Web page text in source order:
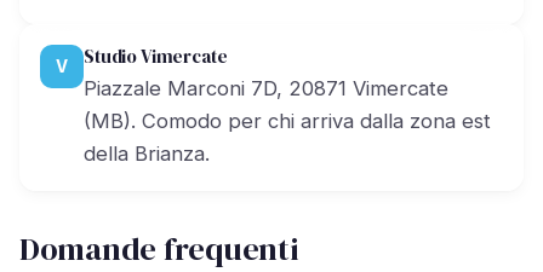
V Studio Vimercate
Piazzale Marconi 7D, 20871 Vimercate
(MB). Comodo per chi arriva dalla zona est
della Brianza.
Domande frequenti